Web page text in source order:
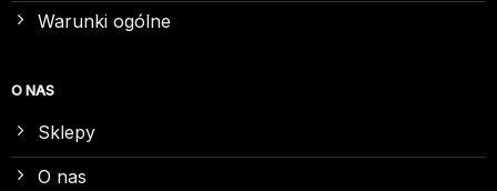
Warunki ogólne
O NAS
Sklepy
O nas